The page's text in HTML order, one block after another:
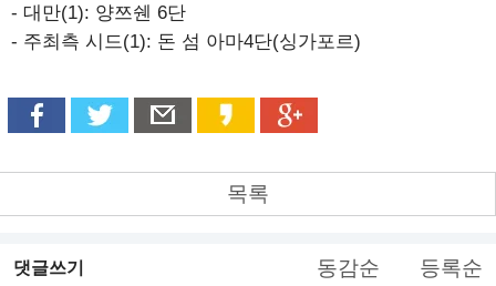
- 대만(1): 양쯔쉔 6단
- 주최측 시드(1): 돈 섬 아마4단(싱가포르)
목록
댓글쓰기 동감순 등록순